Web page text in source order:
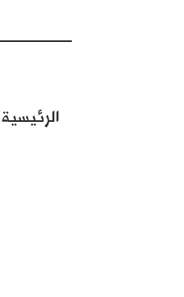
الرئيسية